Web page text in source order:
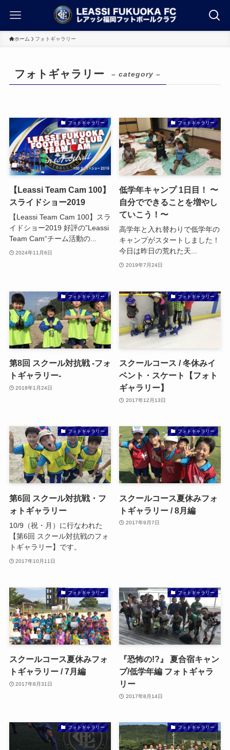
ホーム フォトギャラリー
フォトギャラリー – category –
フォトギャラリー
【Leassi Team Cam 100】
スライドショー2019
【Leassi Team Cam 100】スラ
イドショー2019 好評の”Leassi
Team Cam“チーム活動の...
2024年11月6日
フォトギャラリー
低学年キャンプ 1日目！ 〜
自分でできることを増やし
ていこう！〜
高学年と入れ替わりで低学年の
キャンプがスタートしました！
今日は昨日の荒れた天...
2019年7月24日
フォトギャラリー
第8回 スクール対抗戦 -フォ
トギャラリー-
2018年1月24日
フォトギャラリー
スクールコース / 冬休みイ
ベント・スケート【フォト
ギャラリー】
2017年12月13日
フォトギャラリー
第6回 スクール対抗戦・フ
ォトギャラリー
10/9（祝・月）に行なわれた
【第6回 スクール対抗戦のフォ
トギャラリー】です。
2017年10月11日
フォトギャラリー
スクールコース夏休みフォ
トギャラリー / 8月編
2017年9月7日
フォトギャラリー
スクールコース夏休みフォ
トギャラリー / 7月編
2017年8月31日
フォトギャラリー
『恐怖の!?』 夏合宿キャン
プ/低学年編 フォトギャラ
リー
2017年8月14日
フォトギャラリー フォトギャラリー